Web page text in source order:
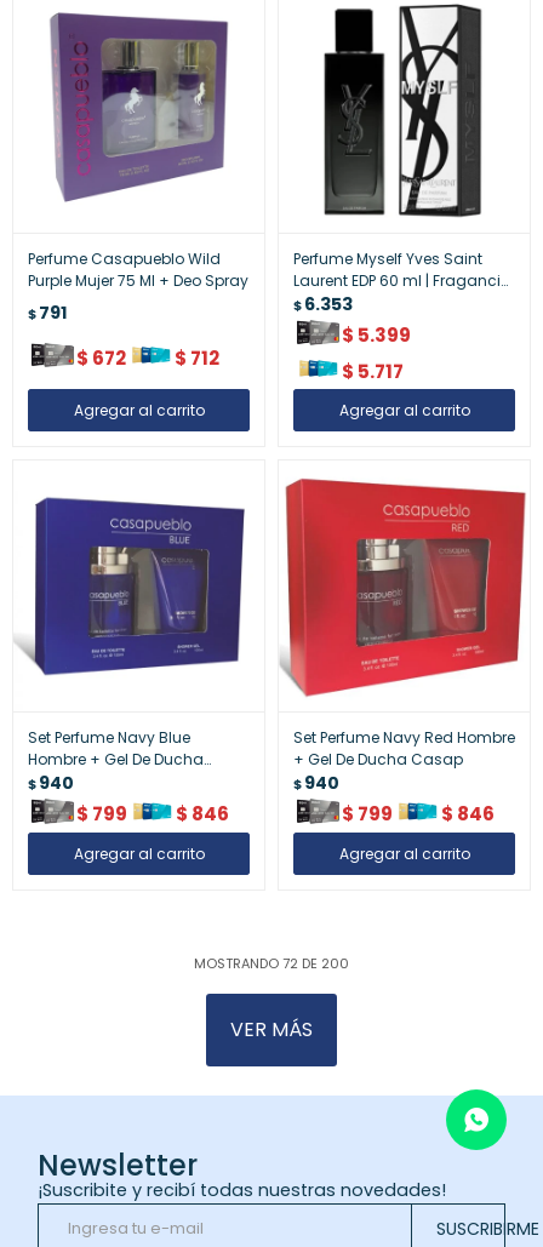
Perfume Casapueblo Wild
Purple Mujer 75 Ml + Deo Spray
$791
$ 672 $ 712
Perfume Myself Yves Saint
Laurent EDP 60 ml | Fragancia
Femenina de Lujo
$6.353
$ 5.399
$ 5.717
Set Perfume Navy Blue
Hombre + Gel De Ducha
Casap
$940
$ 799 $ 846
Set Perfume Navy Red Hombre
+ Gel De Ducha Casap
$940
$ 799 $ 846
MOSTRANDO72 DE 200
VER MÁS
Newsletter
¡Suscribite y recibí todas nuestras novedades!
SUSCRIBIRME